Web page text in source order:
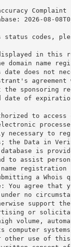
2026-08-
status codes,
displayed in this
domain name
does not
sponsoring
date of
to
necessary to
the Data in
is
to assist
registration
a Whois
You agree that
no
support the
or
volume,
other use of